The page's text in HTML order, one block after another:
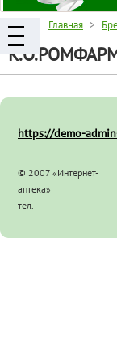
Главная >
https://demo-
© 2007 «Интернет-
аптека»
тел.